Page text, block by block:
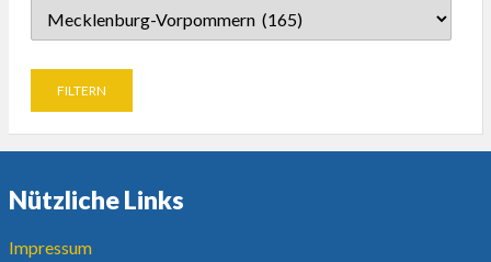
Nützliche Links
Impressum